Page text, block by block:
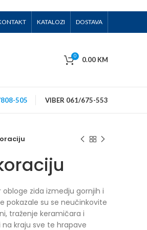
KATALOZI DOSTAVA
0 0.00 KM
505 VIBER 061/675-553
zida izmedju gornjih i
pokazale su se neučinkovite
traženje keramičara i
kraju sve te hrapave